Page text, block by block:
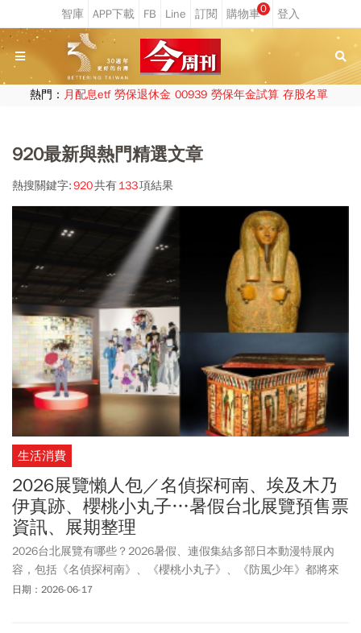
0
熱門： 月配息etf 勞保退休金 00939 勞保年金試算 存股名單
920最新與熱門精選文章
熱搜關鍵字:920共有133項結果
生活消費
2026展覽懶人包／名偵探柯南、埃及木乃
伊真跡、櫻桃小丸子…暑假台北展覽預售票
資訊、展期整理
2026台北展覽有哪些？2026暑假、連假集結多部日本動漫特展內
容，包括《名偵探柯南》、《櫻桃小丸子》、《防風少年​》都將來
台展出手稿及原畫等，讓粉絲們不用飛日本就能看到！2026年也似
日期：2026-06-17